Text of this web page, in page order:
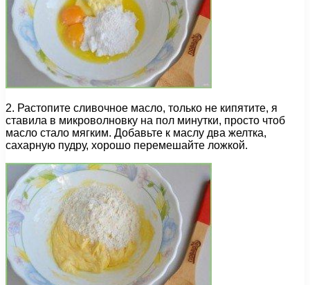
2. Растопите сливочное масло, только не кипятите, я
ставила в микроволновку на пол минутки, просто чтоб
масло стало мягким. Добавьте к маслу два желтка,
сахарную пудру, хорошо перемешайте ложкой.